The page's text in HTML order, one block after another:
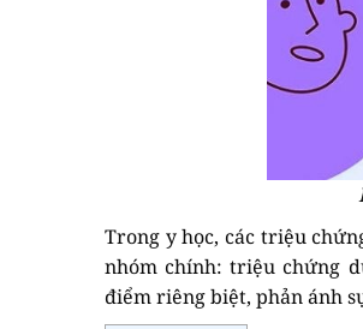
Trong y học, các triệu
nhóm chính: triệu chứng
điểm riêng biệt, phản ánh